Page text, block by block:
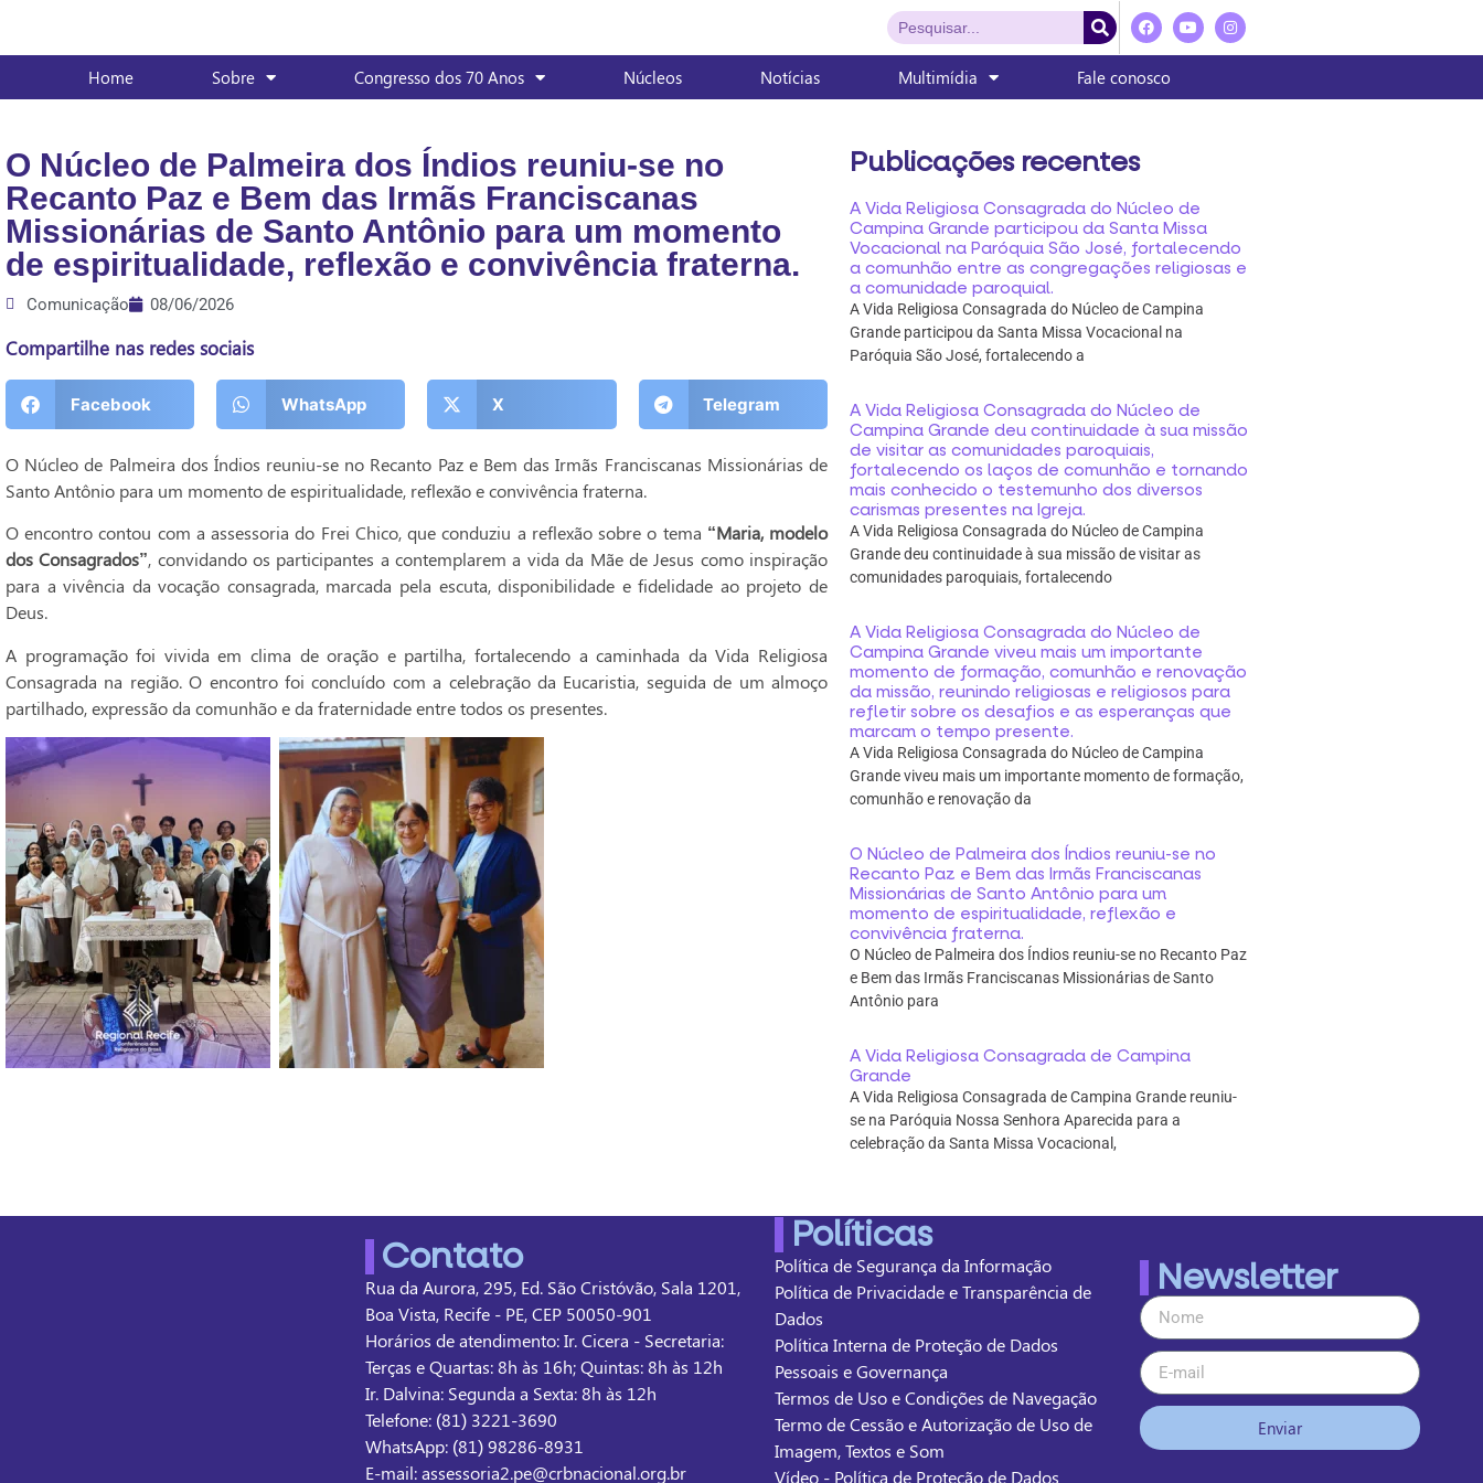
Home Sobre Congresso dos 70 Anos Núcleos Notícias Multimídia Fale conosco
O Núcleo de Palmeira dos Índios reuniu-se no
Recanto Paz e Bem das Irmãs Franciscanas
Missionárias de Santo Antônio para um momento
de espiritualidade, reflexão e convivência fraterna.
Comunicação 08/06/2026
Compartilhe nas redes sociais
Facebook WhatsApp X Telegram
O Núcleo de Palmeira dos Índios reuniu-se no Recanto Paz e Bem das Irmãs Franciscanas Missionárias de
Santo Antônio para um momento de espiritualidade, reflexão e convivência fraterna.
O encontro contou com a assessoria do Frei Chico, que conduziu a reflexão sobre o tema “Maria, modelo
dos Consagrados”, convidando os participantes a contemplarem a vida da Mãe de Jesus como inspiração
para a vivência da vocação consagrada, marcada pela escuta, disponibilidade e fidelidade ao projeto de
Deus.
A programação foi vivida em clima de oração e partilha, fortalecendo a caminhada da Vida Religiosa
Consagrada na região. O encontro foi concluído com a celebração da Eucaristia, seguida de um almoço
partilhado, expressão da comunhão e da fraternidade entre todos os presentes.
Publicações recentes
A Vida Religiosa Consagrada do Núcleo de
Campina Grande participou da Santa Missa
Vocacional na Paróquia São José, fortalecendo
a comunhão entre as congregações religiosas e
a comunidade paroquial.
A Vida Religiosa Consagrada do Núcleo de Campina
Grande participou da Santa Missa Vocacional na
Paróquia São José, fortalecendo a
A Vida Religiosa Consagrada do Núcleo de
Campina Grande deu continuidade à sua missão
de visitar as comunidades paroquiais,
fortalecendo os laços de comunhão e tornando
mais conhecido o testemunho dos diversos
carismas presentes na Igreja.
A Vida Religiosa Consagrada do Núcleo de Campina
Grande deu continuidade à sua missão de visitar as
comunidades paroquiais, fortalecendo
A Vida Religiosa Consagrada do Núcleo de
Campina Grande viveu mais um importante
momento de formação, comunhão e renovação
da missão, reunindo religiosas e religiosos para
refletir sobre os desafios e as esperanças que
marcam o tempo presente.
A Vida Religiosa Consagrada do Núcleo de Campina
Grande viveu mais um importante momento de formação,
comunhão e renovação da
O Núcleo de Palmeira dos Índios reuniu-se no
Recanto Paz e Bem das Irmãs Franciscanas
Missionárias de Santo Antônio para um
momento de espiritualidade, reflexão e
convivência fraterna.
O Núcleo de Palmeira dos Índios reuniu-se no Recanto Paz
e Bem das Irmãs Franciscanas Missionárias de Santo
Antônio para
A Vida Religiosa Consagrada de Campina
Grande
A Vida Religiosa Consagrada de Campina Grande reuniu-
se na Paróquia Nossa Senhora Aparecida para a
celebração da Santa Missa Vocacional,
Contato
Rua da Aurora, 295, Ed. São Cristóvão, Sala 1201,
Boa Vista, Recife - PE, CEP 50050-901
Horários de atendimento: Ir. Cicera - Secretaria:
Terças e Quartas: 8h às 16h; Quintas: 8h às 12h
Ir. Dalvina: Segunda a Sexta: 8h às 12h
Telefone: (81) 3221-3690
WhatsApp: (81) 98286-8931
E-mail: assessoria2.pe@crbnacional.org.br
Políticas
Política de Segurança da Informação
Política de Privacidade e Transparência de
Dados
Política Interna de Proteção de Dados
Pessoais e Governança
Termos de Uso e Condições de Navegação
Termo de Cessão e Autorização de Uso de
Imagem, Textos e Som
Vídeo - Política de Proteção de Dados
Newsletter
Enviar